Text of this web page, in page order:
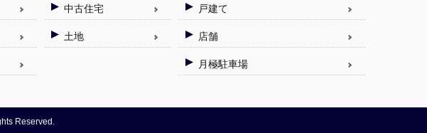
中古住宅
土地
戸建て
店舗
月極駐車場
Reserved.